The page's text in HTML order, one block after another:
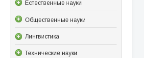
Естественные науки
Общественные науки
Лингвистика
Технические науки